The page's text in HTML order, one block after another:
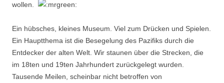
wollen.
Ein hübsches, kleines Museum. Viel zum Drücken und Spielen.
Ein Hauptthema ist die Besegelung des Pazifiks durch die
Entdecker der alten Welt. Wir staunen über die Strecken, die
im 18ten und 19ten Jahrhundert zurückgelegt wurden.
Tausende Meilen, scheinbar nicht betroffen von